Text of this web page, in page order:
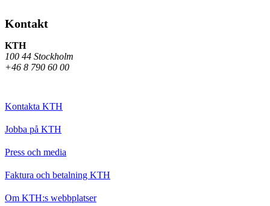
Kontakt
KTH
100 44 Stockholm
+46 8 790 60 00
Kontakta KTH
Jobba på KTH
Press och media
Faktura och betalning KTH
Om KTH:s webbplatser